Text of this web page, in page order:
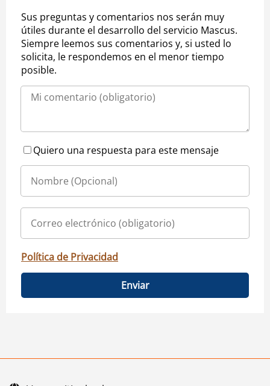
Sus preguntas y comentarios nos serán muy
útiles durante el desarrollo del servicio Mascus.
Siempre leemos sus comentarios y, si usted lo
solicita, le respondemos en el menor tiempo
posible.
Quiero una respuesta para este mensaje
Política de Privacidad
Enviar